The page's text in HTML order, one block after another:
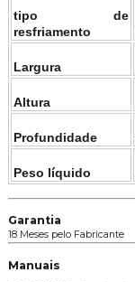
tipo de
resfriamento
Largura
Altura
Profundidade
Peso líquido
Garantia
18 Meses pelo Fabricante
Manuais